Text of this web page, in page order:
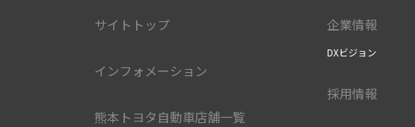
サイトトップ
インフォメーション
熊本トヨタ自動車店舗一覧
企業情報
DXビジョン
採用情報